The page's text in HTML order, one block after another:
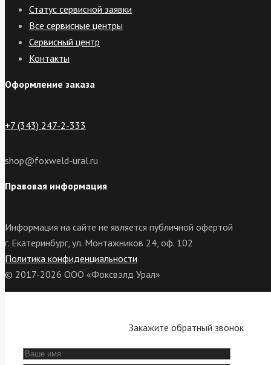
Статус сервисной заявки
Все сервисные центры
Сервисный центр
Контакты
Оформление заказа
+7 (343) 247-2-333
shop@foxweld-ural.ru
Правовая информация
Информация на сайте не является публичной офертой
г. Екатеринбург, ул. Монтажников 24, оф. 102
Политика конфиденциальности
© 2017-2026 ООО «Фоксвэлд Урал»
Закажите обратный звонок